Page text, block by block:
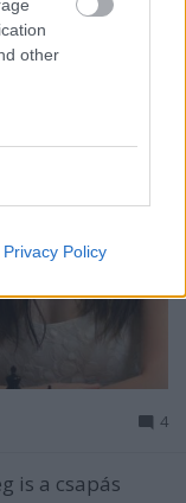
other
Privacy Policy
4
is a csapás